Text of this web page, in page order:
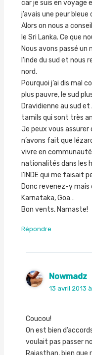
car je suis en voyage
j’avais une peur bleue
Alors on nous a
le Sri Lanka. Ce que
Nous avons passé un
l’inde du sud et
nord.
Pourquoi j’ai dis mal
plus pauvre, le sud
Dravidienne au sud et
tamils qui sont très
Je peux vous assurer
n’avons fait que
vivre en
nationalités dans les
l’INDE qui me faisait
Donc revenez-y mais
Karnataka, Goa…
Bon vents, Namaste!
Répondre
Nowmadz
13 avril 2013
Coucou!
On est bien
voulait pas passer